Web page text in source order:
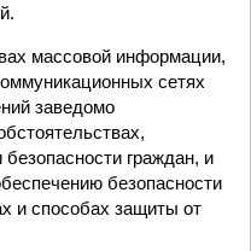
массовой информации,
сетях
заведомо
граждан, и
безопасности
и способах защиты от